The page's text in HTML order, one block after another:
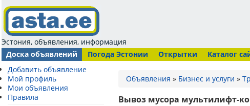
Эстония, объявления, информация
Доска объявлений
Погода Эстонии Открытки Каталог
Добавить объявление
Мой профиль
Мои объявления
Правила
Объявления » Бизнес и услуги »
Вывоз мусора мультилифт-